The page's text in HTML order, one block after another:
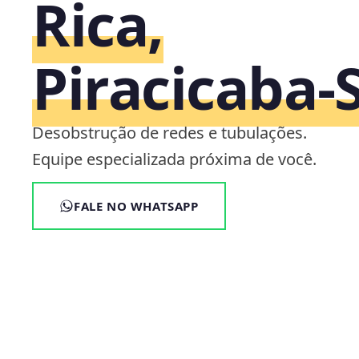
Rica,
Desobstrução de redes e tubulações.
Equipe especializada próxima de você.
FALE NO WHATSAPP